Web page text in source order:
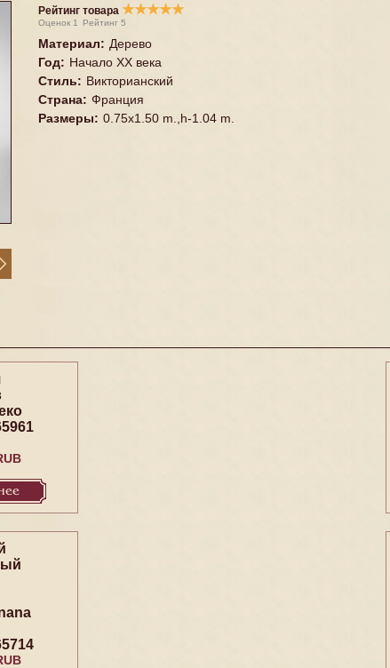
Рейтинг товара ★★★★★
Оценок 1 Рейтинг 5
Материал: Дерево
Год: Начало XX века
Стиль: Викторианский
Страна: Франция
Размеры: 0.75x1.50 m.,h-1.04 m.